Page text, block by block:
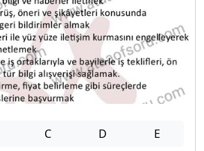
C D E